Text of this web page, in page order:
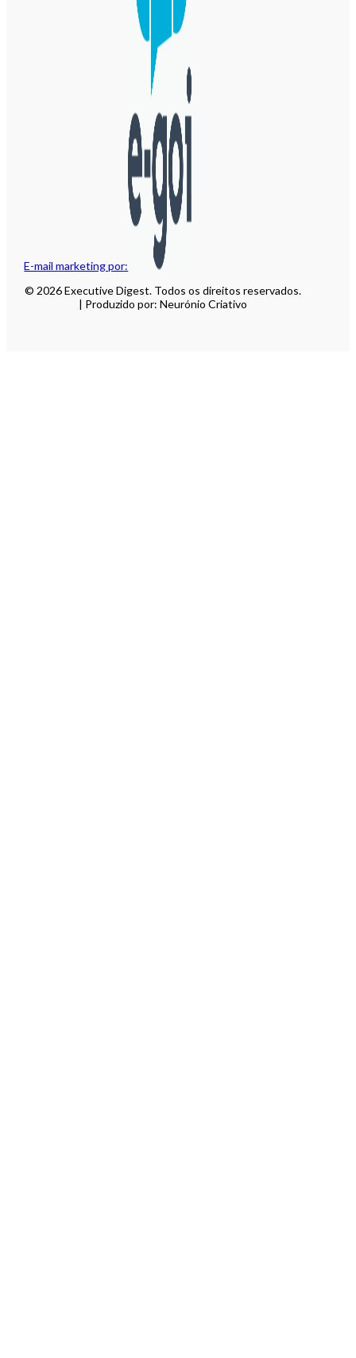
E-mail marketing por:
© 2026 Executive Digest. Todos os direitos reservados.
| Produzido por: Neurónio Criativo